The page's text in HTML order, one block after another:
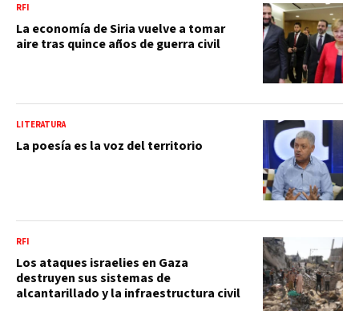
RFI
La economía de Siria vuelve a tomar
aire tras quince años de guerra civil
LITERATURA
La poesía es la voz del territorio
RFI
Los ataques israelies en Gaza
destruyen sus sistemas de
alcantarillado y la infraestructura civil